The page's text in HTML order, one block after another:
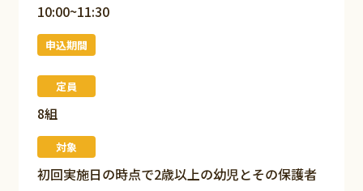
10:00~11:30
申込期間
定員
8組
対象
初回実施日の時点で2歳以上の幼児とその保護者